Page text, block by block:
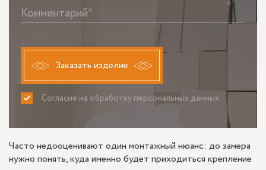
Комментарий*
Заказать изделие
Согласие на обработку персональных данных
ПРИНИМАЮ НЕ ПРИНИМАЮ
Часто недооценивают один монтажный нюанс: до замера
нужно понять, куда именно будет приходиться крепление